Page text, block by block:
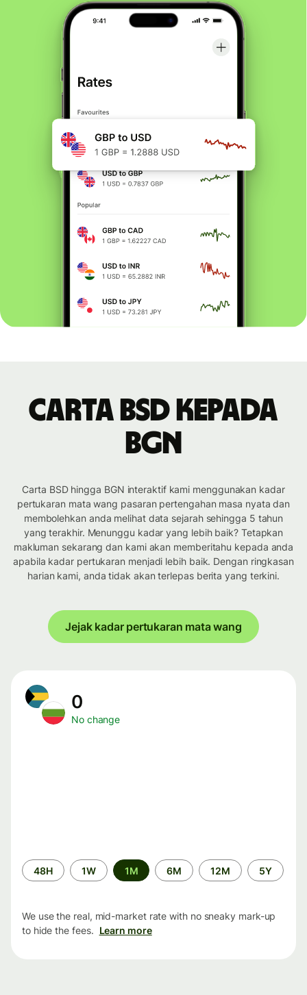
Carta BSD kepada
BGN
Carta BSD hingga BGN interaktif kami menggunakan kadar
pertukaran mata wang pasaran pertengahan masa nyata dan
membolehkan anda melihat data sejarah sehingga 5 tahun
yang terakhir. Menunggu kadar yang lebih baik? Tetapkan
makluman sekarang dan kami akan memberitahu kepada anda
apabila kadar pertukaran menjadi lebih baik. Dengan ringkasan
harian kami, anda tidak akan terlepas berita yang terkini.
Jejak kadar pertukaran mata wang
0
No change
Time
period
48H 1W 1M 6M 12M 5Y
We use the real, mid-market rate with no sneaky mark-up
to hide the fees. Learn more